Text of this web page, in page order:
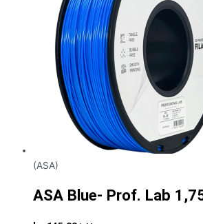
(ASA)
ASA Blue- Prof. Lab